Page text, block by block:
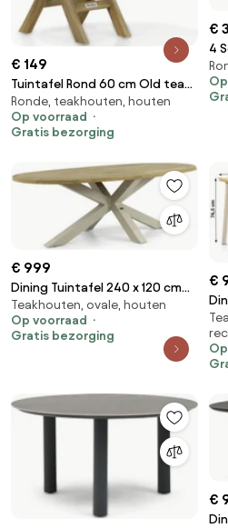
€ 149
Tuintafel Rond 60 cm Old teak
greywash Derby inklapbare
Ronde, teakhouten, houten
Op voorraad
Gratis bezorging
€
4
€ 999
Dining Tuintafel 240 x 120 cm
Taupe Brookline
Teakhouten, ovale, houten
Op voorraad
Gratis bezorging
€
€